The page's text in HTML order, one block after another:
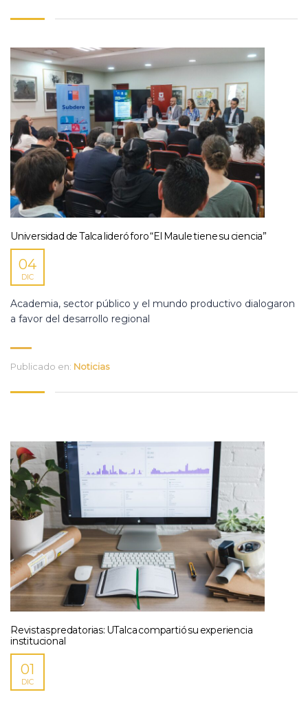
Universidad de Talca lideró foro “El Maule tiene su ciencia”
04
DIC
Academia, sector público y el mundo productivo dialogaron
a favor del desarrollo regional
Publicado en: Noticias
Revistas predatorias: UTalca compartió su experiencia
institucional
01
DIC